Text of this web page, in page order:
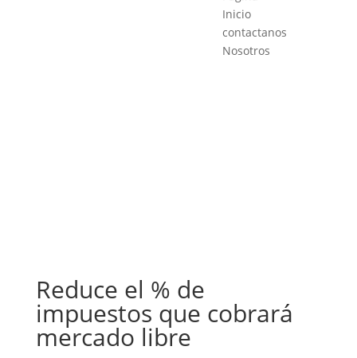
Inicio
contactanos
Nosotros
Reduce el % de
impuestos que cobrará
mercado libre